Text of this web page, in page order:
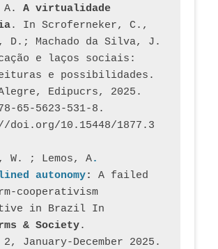
A. A virtualidade
. In Scroferneker, C.,
D.; Machado da Silva, J.
e laços sociais:
e possibilidades.
Edipucrs, 2025.
65-5623-531-8.
doi.org/10.15448/1877.3
W. ; Lemos, A.
autonomy: A failed
cooperativism
in Brazil In
& Society.
2, January-December 2025.